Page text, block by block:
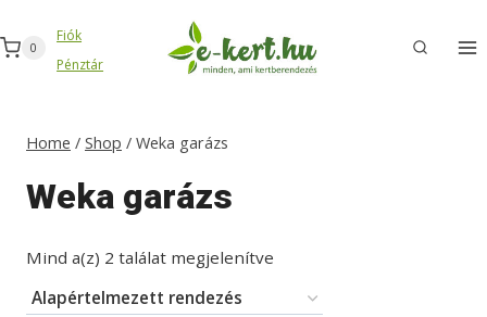
to
content
0
Fiók
Pénztár
Home / Shop / Weka garázs
Weka garázs
Mind a(z) 2 találat megjelenítve